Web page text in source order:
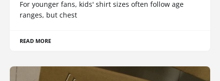
For younger fans, kids' shirt sizes often follow age
ranges, but chest
READ MORE